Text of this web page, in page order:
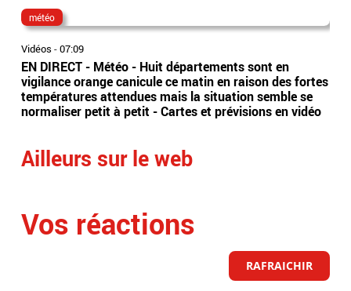
météo
Vidéos -07:09
EN DIRECT - Météo - Huit départements sont en
vigilance orange canicule ce matin en raison des fortes
températures attendues mais la situation semble se
normaliser petit à petit - Cartes et prévisions en vidéo
Ailleurs sur le web
Vos réactions
RAFRAICHIR